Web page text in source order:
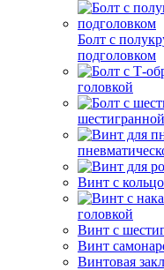
Болт с
подголовком
головкой
Винт с
головкой
Винт с
Винт
Винтовая